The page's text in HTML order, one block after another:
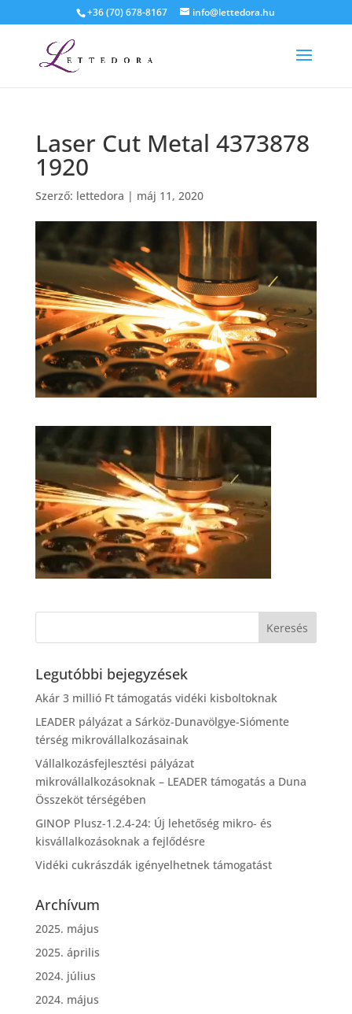
+36 (70) 678-8167 info@lettedora.hu
Laser Cut Metal 4373878
1920
Szerző: lettedora | máj 11, 2020
Legutóbbi bejegyzések
Akár 3 millió Ft támogatás vidéki kisboltoknak
LEADER pályázat a Sárköz-Dunavölgye-Siómente
térség mikrovállalkozásainak
Vállalkozásfejlesztési pályázat
mikrovállalkozásoknak – LEADER támogatás a Duna
Összeköt térségében
GINOP Plusz-1.2.4-24: Új lehetőség mikro- és
kisvállalkozásoknak a fejlődésre
Vidéki cukrászdák igényelhetnek támogatást
Archívum
2025. május
2025. április
2024. július
2024. május